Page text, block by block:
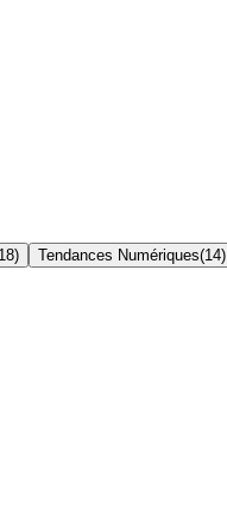
) Tendances Numériques(14)